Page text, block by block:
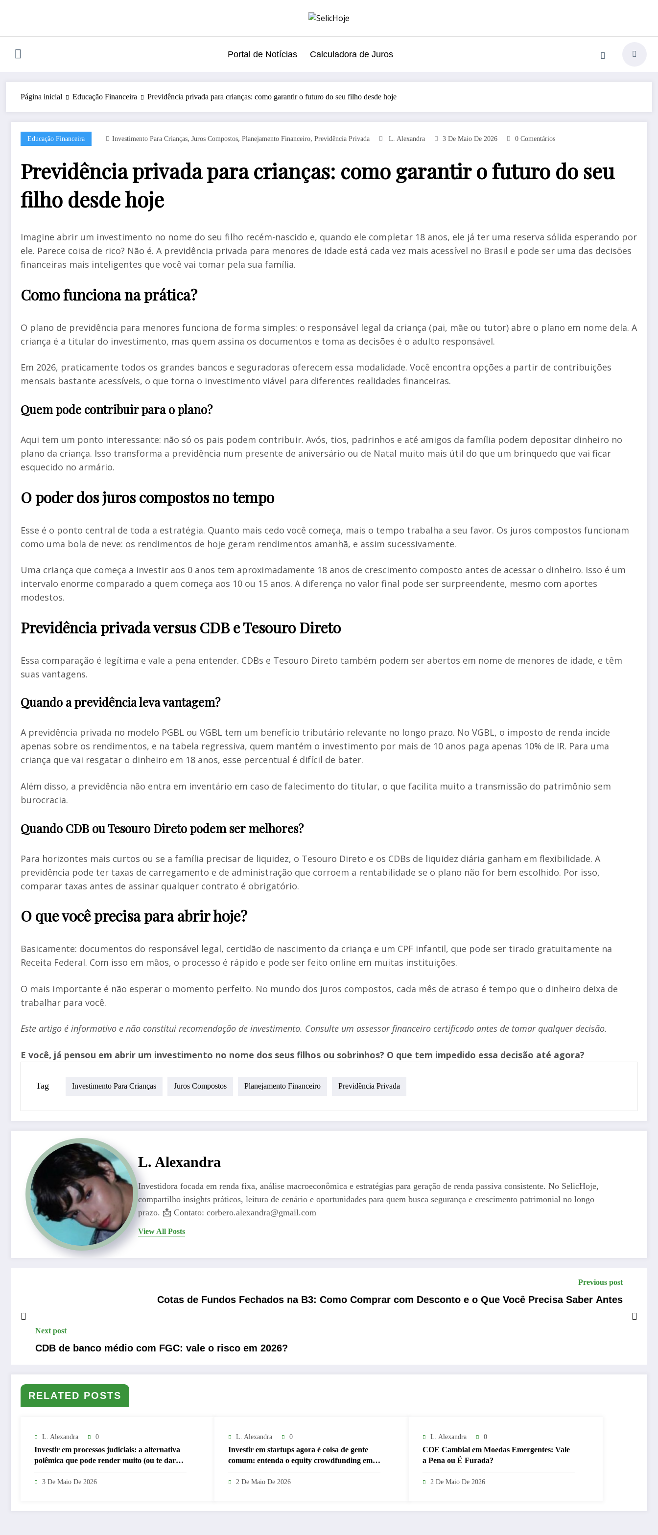
Portal de Notícias Calculadora de Juros
Página inicial Educação Financeira Previdência privada para crianças: como garantir o futuro do seu filho desde hoje
Educação Financeira Investimento Para Crianças, Juros Compostos, Planejamento Financeiro, Previdência Privada L. Alexandra 3 De Maio De 2026 0 Comentários
Previdência privada para crianças: como garantir o futuro do seu
filho desde hoje
Imagine abrir um investimento no nome do seu filho recém-nascido e, quando ele completar 18 anos, ele já ter uma reserva sólida esperando por
ele. Parece coisa de rico? Não é. A previdência privada para menores de idade está cada vez mais acessível no Brasil e pode ser uma das decisões
financeiras mais inteligentes que você vai tomar pela sua família.
Como funciona na prática?
O plano de previdência para menores funciona de forma simples: o responsável legal da criança (pai, mãe ou tutor) abre o plano em nome dela. A
criança é a titular do investimento, mas quem assina os documentos e toma as decisões é o adulto responsável.
Em 2026, praticamente todos os grandes bancos e seguradoras oferecem essa modalidade. Você encontra opções a partir de contribuições
mensais bastante acessíveis, o que torna o investimento viável para diferentes realidades financeiras.
Quem pode contribuir para o plano?
Aqui tem um ponto interessante: não só os pais podem contribuir. Avós, tios, padrinhos e até amigos da família podem depositar dinheiro no
plano da criança. Isso transforma a previdência num presente de aniversário ou de Natal muito mais útil do que um brinquedo que vai ficar
esquecido no armário.
O poder dos juros compostos no tempo
Esse é o ponto central de toda a estratégia. Quanto mais cedo você começa, mais o tempo trabalha a seu favor. Os juros compostos funcionam
como uma bola de neve: os rendimentos de hoje geram rendimentos amanhã, e assim sucessivamente.
Uma criança que começa a investir aos 0 anos tem aproximadamente 18 anos de crescimento composto antes de acessar o dinheiro. Isso é um
intervalo enorme comparado a quem começa aos 10 ou 15 anos. A diferença no valor final pode ser surpreendente, mesmo com aportes
modestos.
Previdência privada versus CDB e Tesouro Direto
Essa comparação é legítima e vale a pena entender. CDBs e Tesouro Direto também podem ser abertos em nome de menores de idade, e têm
suas vantagens.
Quando a previdência leva vantagem?
A previdência privada no modelo PGBL ou VGBL tem um benefício tributário relevante no longo prazo. No VGBL, o imposto de renda incide
apenas sobre os rendimentos, e na tabela regressiva, quem mantém o investimento por mais de 10 anos paga apenas 10% de IR. Para uma
criança que vai resgatar o dinheiro em 18 anos, esse percentual é difícil de bater.
Além disso, a previdência não entra em inventário em caso de falecimento do titular, o que facilita muito a transmissão do patrimônio sem
burocracia.
Quando CDB ou Tesouro Direto podem ser melhores?
Para horizontes mais curtos ou se a família precisar de liquidez, o Tesouro Direto e os CDBs de liquidez diária ganham em flexibilidade. A
previdência pode ter taxas de carregamento e de administração que corroem a rentabilidade se o plano não for bem escolhido. Por isso,
comparar taxas antes de assinar qualquer contrato é obrigatório.
O que você precisa para abrir hoje?
Basicamente: documentos do responsável legal, certidão de nascimento da criança e um CPF infantil, que pode ser tirado gratuitamente na
Receita Federal. Com isso em mãos, o processo é rápido e pode ser feito online em muitas instituições.
O mais importante é não esperar o momento perfeito. No mundo dos juros compostos, cada mês de atraso é tempo que o dinheiro deixa de
trabalhar para você.
Este artigo é informativo e não constitui recomendação de investimento. Consulte um assessor financeiro certificado antes de tomar qualquer decisão.
E você, já pensou em abrir um investimento no nome dos seus filhos ou sobrinhos? O que tem impedido essa decisão até agora?
Tag Investimento Para Crianças Juros Compostos Planejamento Financeiro Previdência Privada
L. Alexandra
Investidora focada em renda fixa, análise macroeconômica e estratégias para geração de renda passiva consistente. No SelicHoje,
compartilho insights práticos, leitura de cenário e oportunidades para quem busca segurança e crescimento patrimonial no longo
prazo. 📩 Contato: corbero.alexandra@gmail.com
View All Posts
Previous post
Cotas de Fundos Fechados na B3: Como Comprar com Desconto e o Que Você Precisa Saber Antes
Next post
CDB de banco médio com FGC: vale o risco em 2026?
RELATED POSTS
L. Alexandra 0
Investir em processos judiciais: a alternativa
polêmica que pode render muito (ou te dar
uma grande dor de cabeça)
3 De Maio De 2026
L. Alexandra 0
Investir em startups agora é coisa de gente
comum: entenda o equity crowdfunding em
2026
2 De Maio De 2026
L. Alexandra 0
COE Cambial em Moedas Emergentes: Vale
a Pena ou É Furada?
2 De Maio De 2026